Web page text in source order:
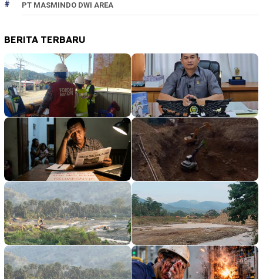
PT MASMINDO DWI AREA
BERITA TERBARU